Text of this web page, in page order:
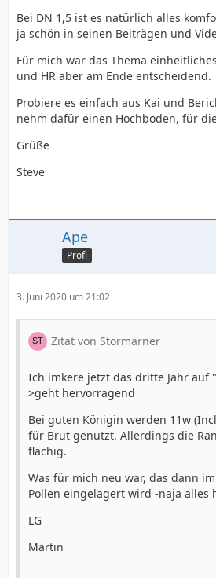
Bei DN 1,5 ist es natürlich alles
ja schön in seinen Beiträgen und
Für mich war das Thema
und HR aber am Ende entscheidend.
Probiere es einfach aus Kai und
nehm dafür einen Hochboden, für
Grüße
Steve
Ape
Profi
3. Juni 2020 um 21:02
Zitat von Stormarner
Ich imkere jetzt das dritte Jahr auf
>geht hervorragend
Bei guten Königin werden 11w
für Brut genutzt. Allerdings die
flächig.
Was für mich neu war, das dann
Pollen eingelagert wird -naja alles
LG
Martin